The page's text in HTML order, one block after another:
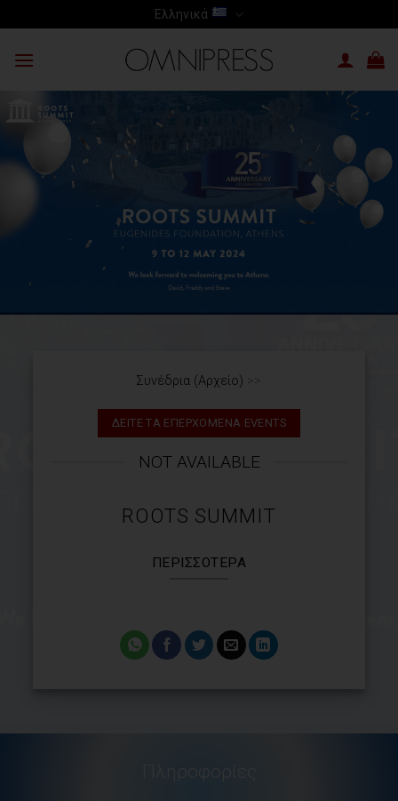
to
content
Ελληνικά
Συνέδρια (Αρχείο) >>
ΔΕΙΤΕ ΤΑ ΕΠΕΡΧΟΜΕΝΑ EVENTS
NOT AVAILABLE
ROOTS SUMMIT
ΠΕΡΙΣΣΌΤΕΡΑ